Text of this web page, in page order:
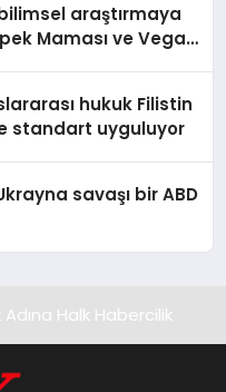
araştırmaya
Maması ve Vegan
hukuk Filistin
standart uyguluyor
savaşı bir ABD
Halk Habercilik